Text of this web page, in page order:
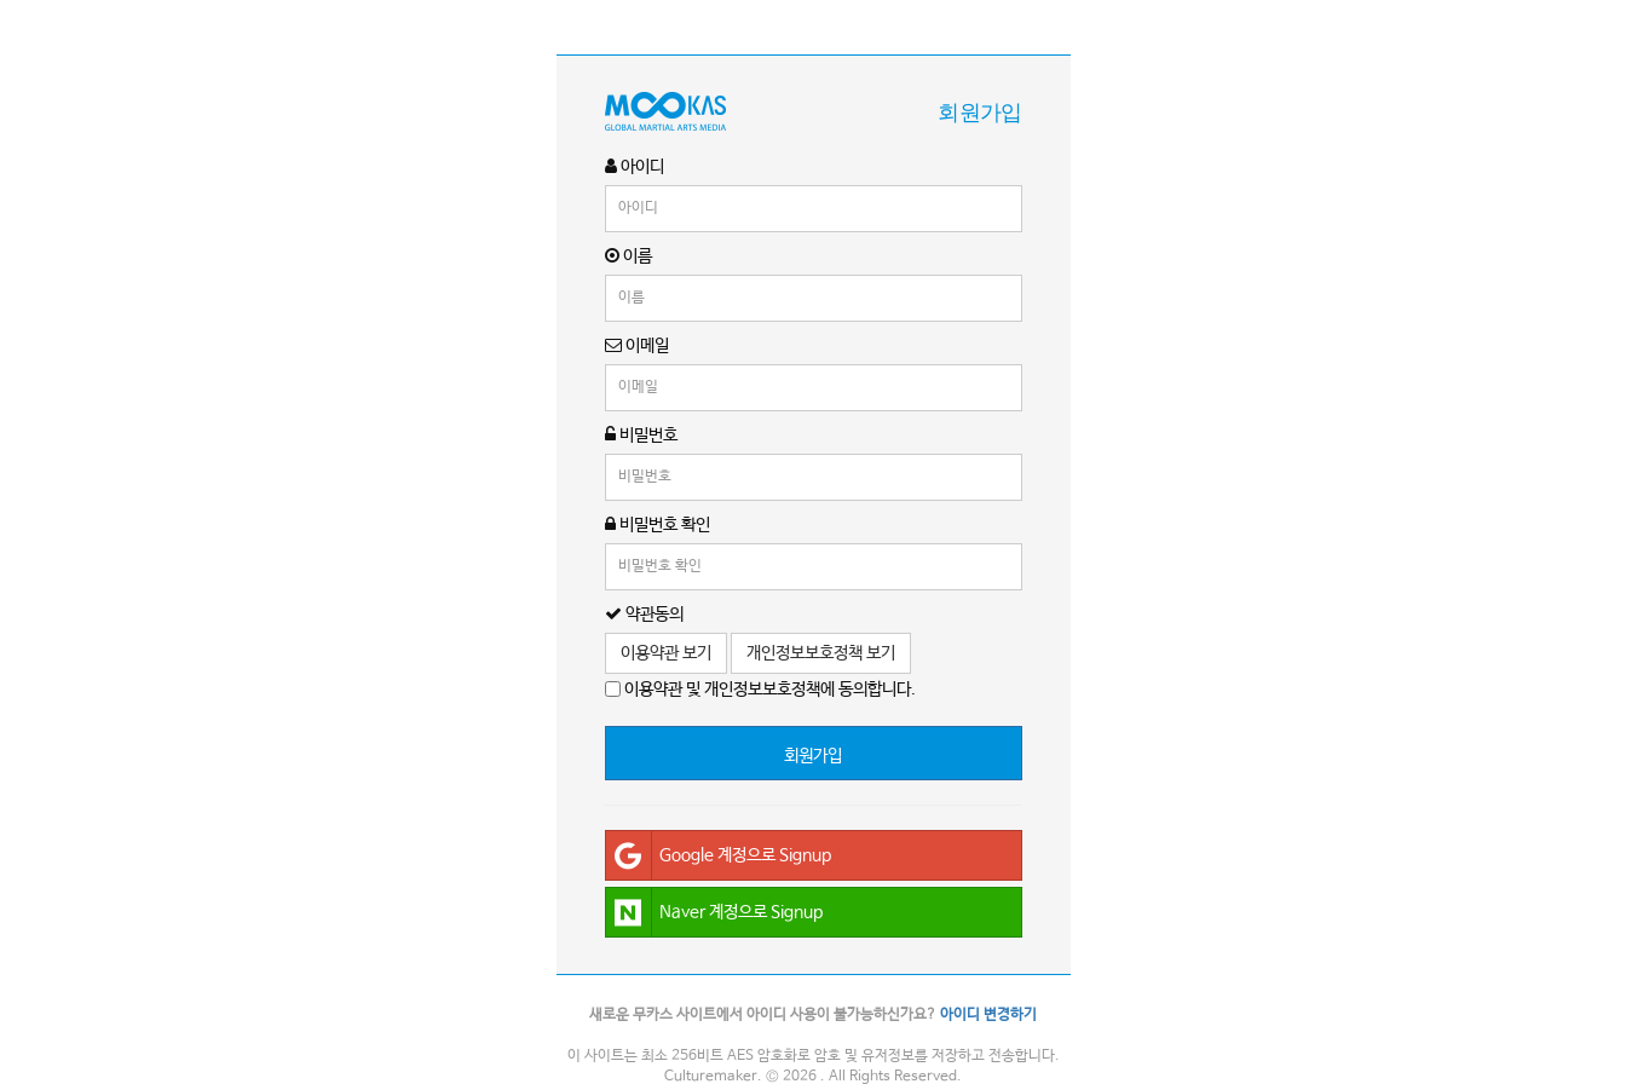
회원가입
아이디
이름
이메일
비밀번호
비밀번호 확인
약관동의
이용약관 보기
개인정보보호정책 보기
이용약관 및 개인정보보호정책에 동의합니다.
회원가입
Google 계정으로 Signup
Naver 계정으로 Signup
새로운 무카스 사이트에서 아이디 사용이 불가능하신가요? 아이디 변경하기
이 사이트는 최소 256비트 AES 암호화로 암호 및 유저정보를 저장하고 전송합니다.
Culturemaker. © 2026 . All Rights Reserved.